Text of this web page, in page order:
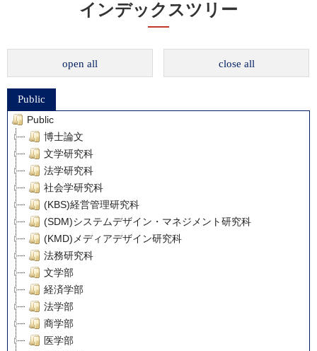
インデックスツリー
open all close all
Public
Public
博士論文
文学研究科
法学研究科
社会学研究科
(KBS)経営管理研究科
(SDM)システムデザイン・マネジメント研究科
(KMD)メディアデザイン研究科
法務研究科
文学部
経済学部
法学部
商学部
医学部